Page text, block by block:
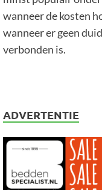
wanneer de kosten
wanneer er geen
verbonden is.
ADVERTENTIE